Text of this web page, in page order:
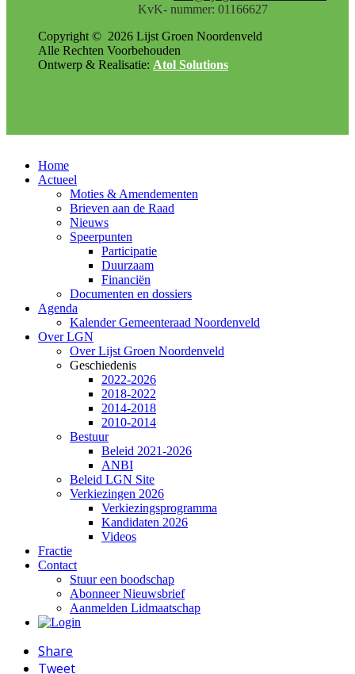
KvK- nummer: 01166627
Copyright © 2026 Lijst Groen Noordenveld
Alle Rechten Voorbehouden
Ontwerp & Realisatie: Atol Solutions
Home
Actueel
Moties & Amendementen
Brieven aan de Raad
Nieuws
Speerpunten
Participatie
Duurzaam
Financiën
Documenten en dossiers
Agenda
Kalender Gemeenteraad Noordenveld
Over LGN
Over Lijst Groen Noordenveld
Geschiedenis
2022-2026
2018-2022
2014-2018
2010-2014
Bestuur
Beleid 2021-2026
ANBI
Beleid LGN Site
Verkiezingen 2026
Verkiezingsprogramma
Kandidaten 2026
Videos
Fractie
Contact
Stuur een boodschap
Abonneer Nieuwsbrief
Aanmelden Lidmaatschap
Share
Tweet